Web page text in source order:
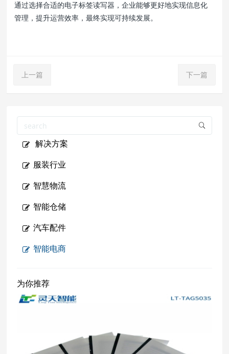
通过选择合适的电子标签读写器，企业能够更好地实现信息化
管理，提升运营效率，最终实现可持续发展。
上一篇 下一篇
解决方案
服装行业
智慧物流
智能仓储
汽车配件
智能电商
为你推荐